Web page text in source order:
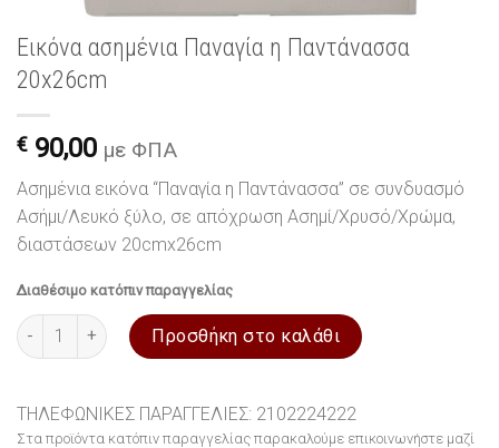
Εικόνα ασημένια Παναγία η Παντάνασσα
20x26cm
€ 90,00 με ΦΠΑ
Ασημένια εικόνα “Παναγία η Παντάνασσα” σε συνδυασμό
Ασήμι/Λευκό ξύλο, σε απόχρωση Ασημί/Χρυσό/Χρώμα,
διαστάσεων 20cmx26cm
Διαθέσιμο κατόπιν παραγγελίας
Εικόνα ασημένια Παναγία η Παντάνασσα 20x26cm ποσότητα
Προσθήκη στο καλάθι
ΤΗΛΕΦΩΝΙΚΕΣ ΠΑΡΑΓΓΕΛΙΕΣ: 2102224222
Στα προϊόντα κατόπιν παραγγελίας παρακαλούμε επικοινωνήστε μαζί